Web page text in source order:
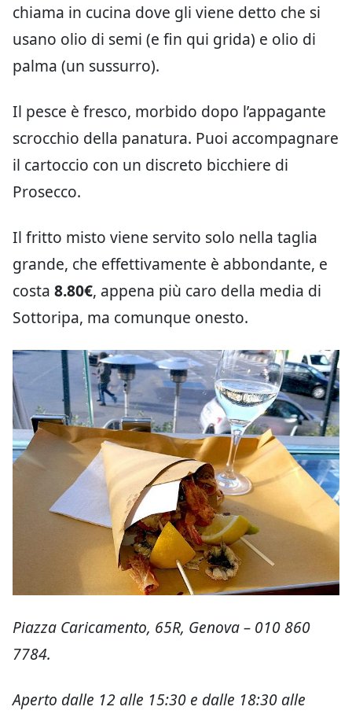
chiama in cucina dove gli viene detto che si
usano olio di semi (e fin qui grida) e olio di
palma (un sussurro).
Il pesce è fresco, morbido dopo l’appagante
scrocchio della panatura. Puoi accompagnare
il cartoccio con un discreto bicchiere di
Prosecco.
Il fritto misto viene servito solo nella taglia
grande, che effettivamente è abbondante, e
costa 8.80€, appena più caro della media di
Sottoripa, ma comunque onesto.
Piazza Caricamento, 65R, Genova – 010 860
7784.
Aperto dalle 12 alle 15:30 e dalle 18:30 alle